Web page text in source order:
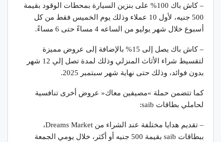
– كاش باك 100% على بنزين السيارة بمحطات الوقود بقيمة
500 جنيه، لأول 10 عملاء وذلك يوم الخميس فقط من كل
أسبوع خلال شهر يوليو من الساعه 4 مساءً حتى 6 مساءً.
– كاش باك يصل إلى 15% بالإضافة إلى عروض مميزة
لتقسيط شراء الأثاث المنزلي وذلك لمدة تصل إلي 12 شهر
بدون فوائد، وذلك حتى نهاية شهر سبتمبر 2025.
كما تتضمن حملة »مصيفين معاك« عروض أخرى تنافسية
لحاملي بطاقات saib:
– تقديم هدايا مختلفة عند الشراء من Dreams Market،
ببطاقات saib بقيمة 500 جنيه أو أكثر، خلال يومي الجمعة